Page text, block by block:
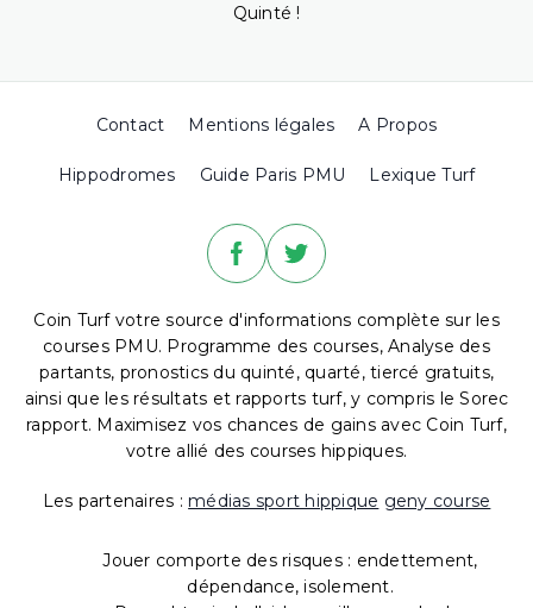
Quinté !
Contact Mentions légales A Propos
Hippodromes Guide Paris PMU Lexique Turf
Coin Turf votre source d'informations complète sur les
courses PMU. Programme des courses, Analyse des
partants, pronostics du quinté, quarté, tiercé gratuits,
ainsi que les résultats et rapports turf, y compris le Sorec
rapport. Maximisez vos chances de gains avec Coin Turf,
votre allié des courses hippiques.
Les partenaires : médias sport hippique geny course
Jouer comporte des risques : endettement,
dépendance, isolement.